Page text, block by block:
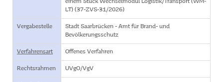
einem Stück Wechselmodul Logistik/Transport (WM-
LT) (37-ZVS-31/2026)
Vergabestelle
Stadt Saarbrücken - Amt für Brand- und
Bevölkerungsschutz
Verfahrensart Offenes Verfahren
Rechtsrahmen UVgO/VgV